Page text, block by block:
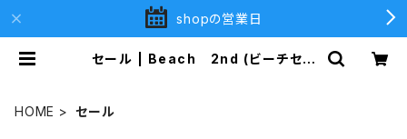
shopの営業日
セール | Beach 2nd (ビーチセカ
HOME セール